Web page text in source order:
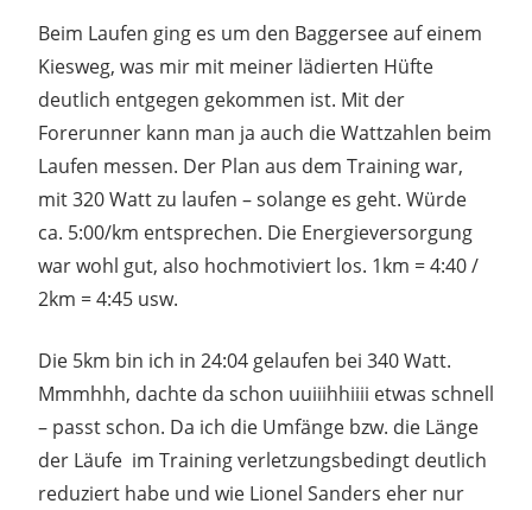
Beim Laufen ging es um den Baggersee auf einem
Kiesweg, was mir mit meiner lädierten Hüfte
deutlich entgegen gekommen ist. Mit der
Forerunner kann man ja auch die Wattzahlen beim
Laufen messen. Der Plan aus dem Training war,
mit 320 Watt zu laufen – solange es geht. Würde
ca. 5:00/km entsprechen. Die Energieversorgung
war wohl gut, also hochmotiviert los. 1km = 4:40 /
2km = 4:45 usw.
Die 5km bin ich in 24:04 gelaufen bei 340 Watt.
Mmmhhh, dachte da schon uuiiihhiiii etwas schnell
– passt schon. Da ich die Umfänge bzw. die Länge
der Läufe im Training verletzungsbedingt deutlich
reduziert habe und wie Lionel Sanders eher nur